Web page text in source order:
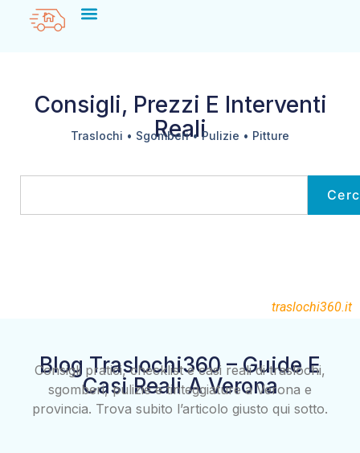
Consigli, Prezzi E Interventi
Reali
Traslochi • Sgomberi • Pulizie • Pitture
traslochi360.it
Blog Traslochi360 – Guide E
Casi Reali A Verona
Consigli pratici, checklist e casi reali di traslochi,
sgomberi, pulizie e tinteggiature a Verona e
provincia. Trova subito l’articolo giusto qui sotto.